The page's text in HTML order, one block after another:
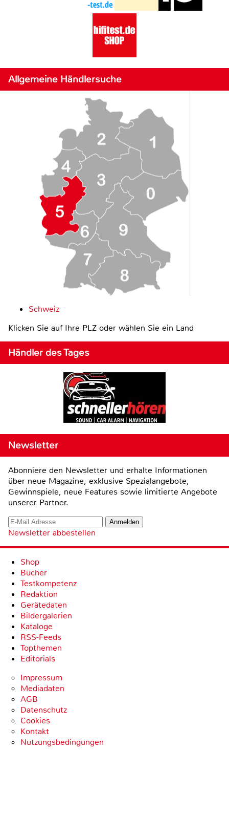
Allgemeine Händlersuche
Schweiz
Klicken Sie auf Ihre PLZ oder wählen Sie ein Land
Händler des Tages
Newsletter
Abonniere den Newsletter und erhalte Informationen
über neue Magazine, exklusive Spezialangebote,
Gewinnspiele, neue Features sowie limitierte Angebote
unserer Partner.
Newsletter abbestellen
Shop
Bücher
Testkompetenz
Redaktion
Gerätedaten
Bildergalerien
Kataloge
RSS-Feeds
Topthemen
Editorials
Impressum
Mediadaten
AGB
Datenschutz
Cookies
Kontakt
Nutzungsbedingungen